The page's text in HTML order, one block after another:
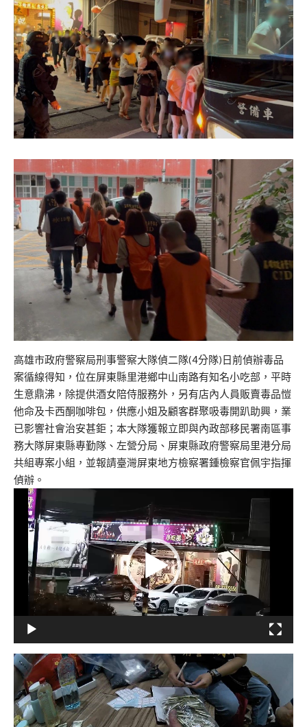
高雄市政府警察局刑事警察大隊偵二隊(4分隊)日前偵辦毒品
案循線得知，位在屏東縣里港鄉中山南路有知名小吃部，平時
生意鼎沸，除提供酒女陪侍服務外，另有店內人員販賣毒品愷
他命及卡西酮咖啡包，供應小姐及顧客群聚吸毒開趴助興，業
已影響社會治安甚鉅；本大隊獲報立即與內政部移民署南區事
務大隊屏東縣專勤隊、左營分局、屏東縣政府警察局里港分局
共組專案小組，並報請臺灣屏東地方檢察署鍾檢察官佩宇指揮
偵辦。